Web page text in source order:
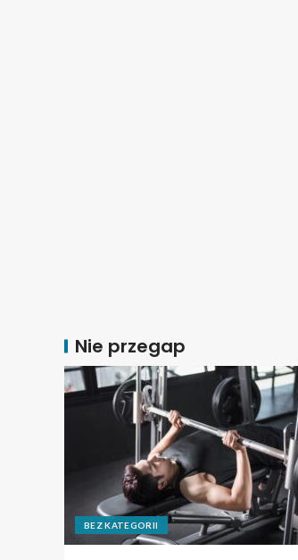
Nie przegap
BEZ KATEGORII